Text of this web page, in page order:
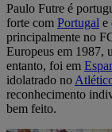
Paulo Futre é
forte com Portugal e
principalmente no
Europeus em 1987,
entanto, foi em
idolatrado no
reconhecimento
bem feito.